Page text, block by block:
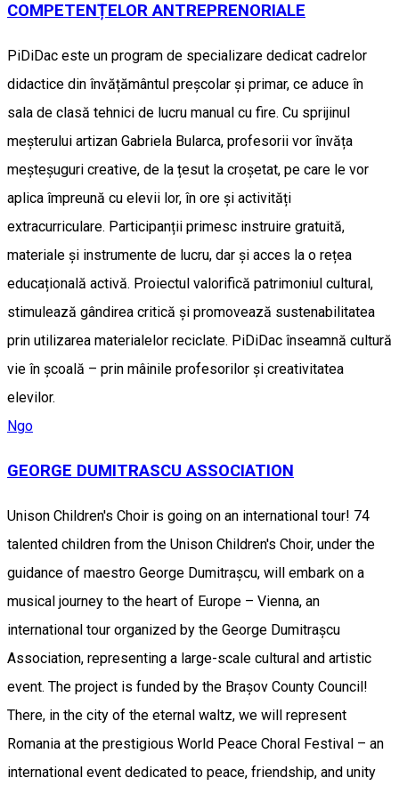
COMPETENȚELOR ANTREPRENORIALE
PiDiDac este un program de specializare dedicat cadrelor
didactice din învățământul preșcolar și primar, ce aduce în
sala de clasă tehnici de lucru manual cu fire. Cu sprijinul
meșterului artizan Gabriela Bularca, profesorii vor învăța
meșteșuguri creative, de la țesut la croșetat, pe care le vor
aplica împreună cu elevii lor, în ore și activități
extracurriculare. Participanții primesc instruire gratuită,
materiale și instrumente de lucru, dar și acces la o rețea
educațională activă. Proiectul valorifică patrimoniul cultural,
stimulează gândirea critică și promovează sustenabilitatea
prin utilizarea materialelor reciclate. PiDiDac înseamnă cultură
vie în școală – prin mâinile profesorilor și creativitatea
elevilor.
Ngo
GEORGE DUMITRASCU ASSOCIATION
Unison Children's Choir is going on an international tour! 74
talented children from the Unison Children's Choir, under the
guidance of maestro George Dumitrașcu, will embark on a
musical journey to the heart of Europe – Vienna, an
international tour organized by the George Dumitrașcu
Association, representing a large-scale cultural and artistic
event. The project is funded by the Brașov County Council!
There, in the city of the eternal waltz, we will represent
Romania at the prestigious World Peace Choral Festival – an
international event dedicated to peace, friendship, and unity